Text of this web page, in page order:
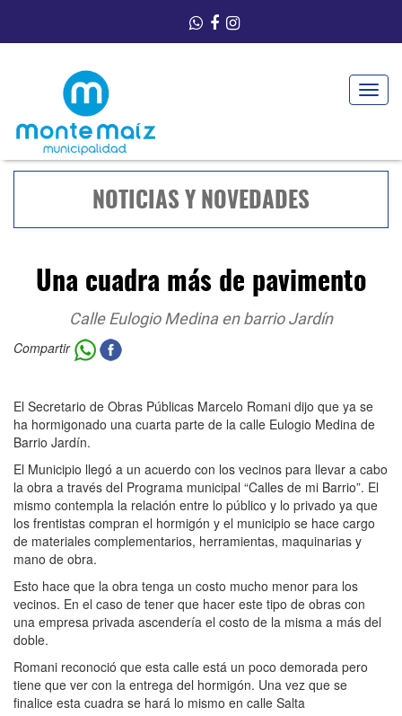
Toggle
NOTICIAS Y NOVEDADES
Una cuadra más de pavimento
Calle Eulogio Medina en barrio Jardín
Compartir
El Secretario de Obras Públicas Marcelo Romani dijo que ya se
ha hormigonado una cuarta parte de la calle Eulogio Medina de
Barrio Jardín.
El Municipio llegó a un acuerdo con los vecinos para llevar a cabo
la obra a través del Programa municipal “Calles de mi Barrio”. El
mismo contempla la relación entre lo público y lo privado ya que
los frentistas compran el hormigón y el municipio se hace cargo
de materiales complementarios, herramientas, maquinarias y
mano de obra.
Esto hace que la obra tenga un costo mucho menor para los
vecinos. En el caso de tener que hacer este tipo de obras con
una empresa privada ascendería el costo de la misma a más del
doble.
Romani reconoció que esta calle está un poco demorada pero
tiene que ver con la entrega del hormigón. Una vez que se
finalice esta cuadra se hará lo mismo en calle Salta